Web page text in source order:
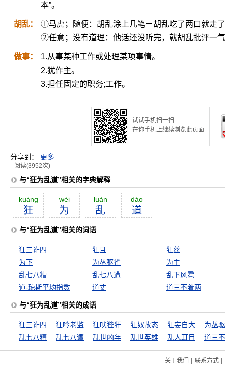
本”。
胡乱：
①马虎；随便：胡乱涂上几笔ㄧ胡乱吃了两口就走
②任意；没有道理：他话还没听完，就胡乱批评一
做事：
1.从事某种工作或处理某项事情。
2.犹作主。
3.担任固定的职务;工作。
试试手机扫一扫
在你手机上继续浏览此页面
分享到： 更多
阅读(3952次)
与“狂为乱道”相关的字典解释
kuáng
狂
wéi
为
luàn
乱
dào
道
与“狂为乱道”相关的词语
狂三诈四 狂且
狂丝
为下
为丛驱雀
为主
乱七八糟
乱七八遭
乱下风雹
道-琼斯平均指数
道丈 道三不着两
与“狂为乱道”相关的成语
狂三诈四 狂吟老监 狂吠狴犴 狂奴故态 狂妄自大
为丛
乱七八糟
乱七八遭 乱世凶年 乱世英雄 乱人耳目
关于我们 | 联系方式|